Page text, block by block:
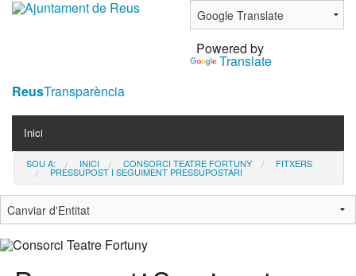
Powered by
Translate
ReusTransparència
Navigation
Inici
Contacta
Notícies
SOU A: INICI CONSORCI TEATRE FORTUNY FITXERS
PRESSUPOST I SEGUIMENT PRESSUPOSTARI